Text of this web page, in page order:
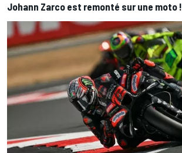
Johann Zarco est remonté sur une moto !